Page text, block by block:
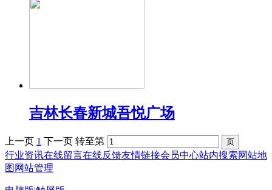
吉林长春新城吾悦广场
上一页 1 下一页 转至第
行业资讯在线留言在线反馈友情链接会员中心站内搜索网站地
图 网站管理